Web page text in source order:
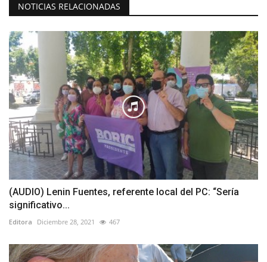
NOTICIAS RELACIONADAS
(AUDIO) Lenin Fuentes, referente local del PC: “Sería
significativo...
Editora Diciembre 28, 2021 467